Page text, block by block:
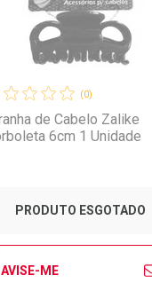
Ativar Desconto
Comprar sem Desconto
Comprar sem Desconto
(0)
de Cabelo Zalike
6cm 1 Unidade
PRODUTO ESGOTADO
AVISE-ME